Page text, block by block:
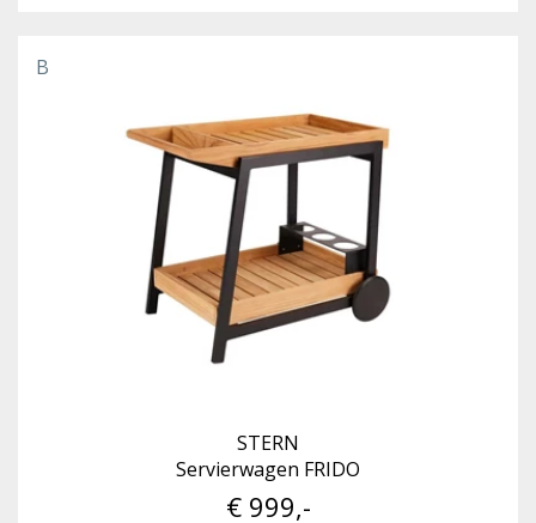
B
STERN
Servierwagen FRIDO
€ 999,-